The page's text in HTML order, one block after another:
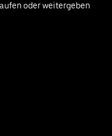
oder weitergeben